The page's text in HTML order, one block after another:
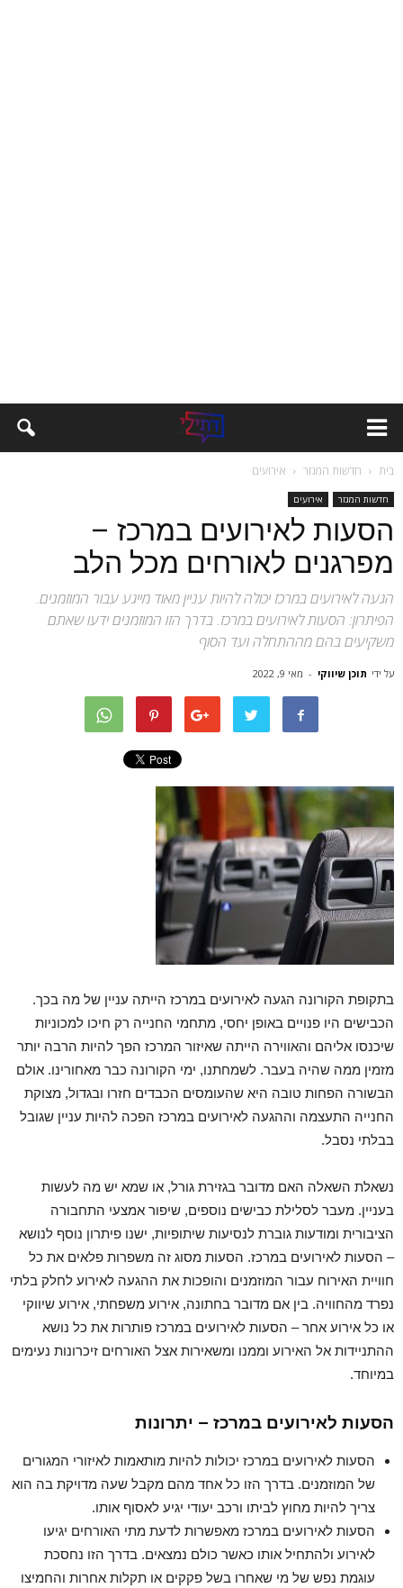
בית חדשות המגזר אירועים
חדשות המגזר אירועים
הסעות לאירועים במרכז –
מפרגנים לאורחים מכל הלב
הגעה לאירועים במרכז יכולה להיות עניין מאוד מייגע עבור המוזמנים.
הפיתרון: הסעות לאירועים במרכז. בדרך הזו המוזמנים ידעו שאתם
משקיעים בהם מההתחלה ועד הסוף
על ידי תוכן שיווקי - מאי 9, 2022
בתקופת הקורונה הגעה לאירועים במרכז הייתה עניין של מה בכך.
הכבישים היו פנויים באופן יחסי, מתחמי החנייה רק חיכו למכוניות
שיכנסו אליהם והאווירה הייתה שאיזור המרכז הפך להיות הרבה יותר
מזמין ממה שהיה בעבר. לשמחתנו, ימי הקורונה כבר מאחורינו. אולם
הבשורה הפחות טובה היא שהעומסים הכבדים חזרו ובגדול, מצוקת
החנייה התעצמה וההגעה לאירועים במרכז הפכה להיות עניין שגובל
בבלתי נסבל.
נשאלת השאלה האם מדובר בגזירת גורל, או שמא יש מה לעשות
בעניין. מעבר לסלילת כבישים נוספים, שיפור אמצעי התחבורה
הציבורית ומודעות גוברת לנסיעות שיתופיות, ישנו פיתרון נוסף לנושא
– הסעות לאירועים במרכז. הסעות מסוג זה משפרות פלאים את כל
חוויית האירוח עבור המוזמנים והופכות את ההגעה לאירוע לחלק בלתי
נפרד מהחוויה. בין אם מדובר בחתונה, אירוע משפחתי, אירוע שיווקי
או כל אירוע אחר – הסעות לאירועים במרכז פותרות את כל נושא
ההתניידות אל האירוע וממנו ומשאירות אצל האורחים זיכרונות נעימים
במיוחד.
הסעות לאירועים במרכז – יתרונות
הסעות לאירועים במרכז יכולות להיות מותאמות לאיזורי המגורים
של המוזמנים. בדרך הזו כל אחד מהם מקבל שעה מדויקת בה הוא
צריך להיות מחוץ לביתו ורכב יעודי יגיע לאסוף אותו.
הסעות לאירועים במרכז מאפשרות לדעת מתי האורחים יגיעו
לאירוע ולהתחיל אותו כאשר כולם נמצאים. בדרך הזו נחסכת
עוגמת נפש של מי שאחרו בשל פקקים או תקלות אחרות והחמיצו